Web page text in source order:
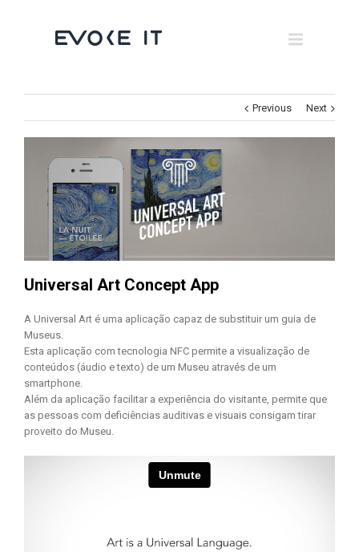
×
Museums
Corporate
All
Previous Next
Universal Art Concept App
A Universal Art é uma aplicação capaz de substituir um guia de
Museus.
Esta aplicação com tecnologia NFC permite a visualização de
conteúdos (áudio e texto) de um Museu através de um
smartphone.
Além da aplicação facilitar a experiência do visitante, permite que
as pessoas com deficiências auditivas e visuais consigam tirar
proveito do Museu.